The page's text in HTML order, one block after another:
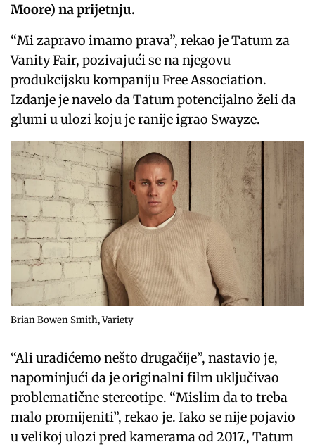
Moore) na prijetnju.
“Mi zapravo imamo prava”, rekao je Tatum za
Vanity Fair, pozivajući se na njegovu
produkcijsku kompaniju Free Association.
Izdanje je navelo da Tatum potencijalno želi da
glumi u ulozi koju je ranije igrao Swayze.
Brian Bowen Smith, Variety
“Ali uradićemo nešto drugačije”, nastavio je,
napominjući da je originalni film uključivao
problematične stereotipe. “Mislim da to treba
malo promijeniti”, rekao je. Iako se nije pojavio
u velikoj ulozi pred kamerama od 2017., Tatum